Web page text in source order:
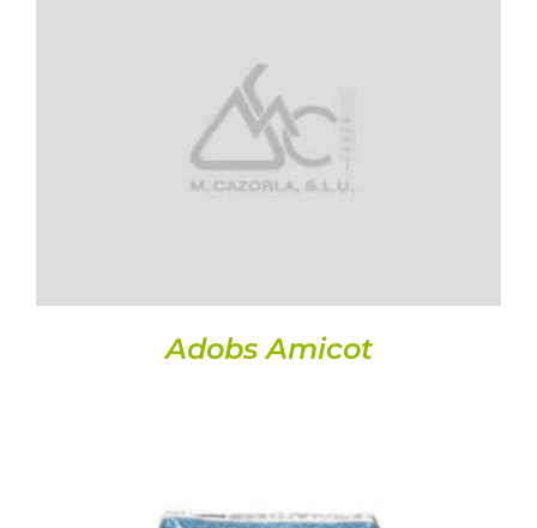
DETALLS
Adobs Amicot